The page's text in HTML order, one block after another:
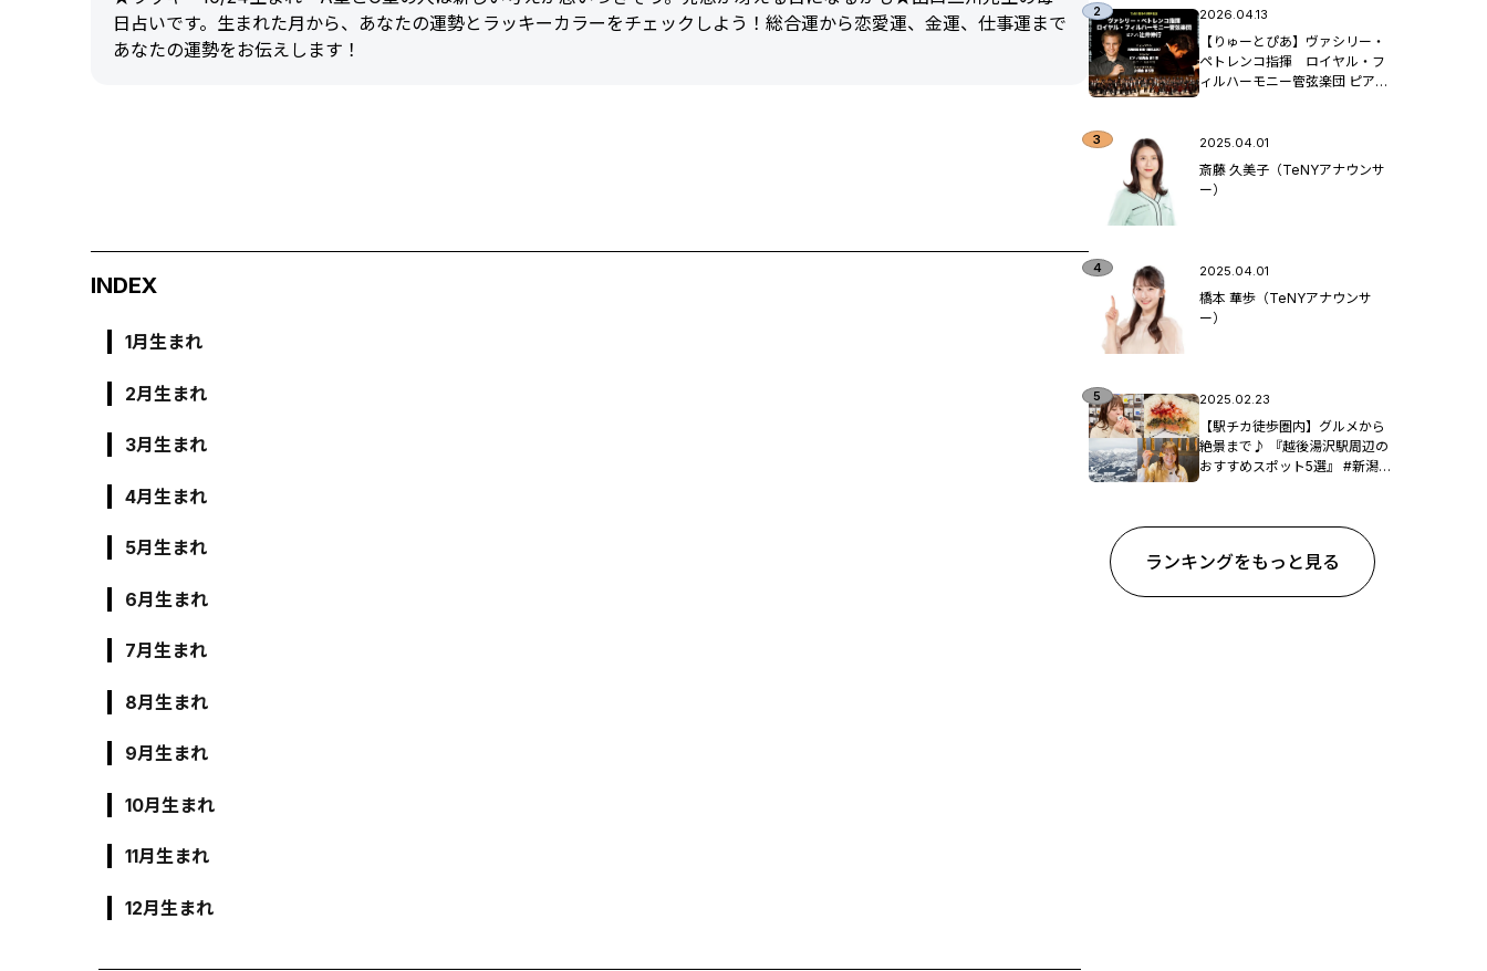
日占いです。生まれた月から、あなたの運勢とラッキーカラーをチェックしよう！総合運から恋愛運、金運、仕事運まで
あなたの運勢をお伝えします！
INDEX
1月生まれ
2月生まれ
3月生まれ
4月生まれ
5月生まれ
6月生まれ
7月生まれ
8月生まれ
9月生まれ
10月生まれ
11月生まれ
12月生まれ
2026.04.13
【りゅーとぴあ】ヴァシリー・
ペトレンコ指揮 ロイヤル・フ
ィルハーモニー管弦楽団 ピア
2025.04.01
斎藤 久美子（TeNYアナウンサ
ー）
2025.04.01
橋本 華歩（TeNYアナウンサ
ー）
2025.02.23
【駅チカ徒歩圏内】グルメから
絶景まで♪ 『越後湯沢駅周辺の
おすすめスポット5選』 #新潟観
ランキングをもっと見る